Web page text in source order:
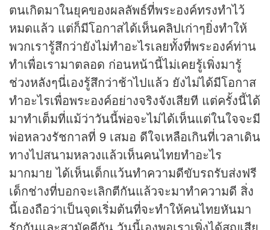
ตนเกิดมาในยุคของผลลัพธ์ที่พระองค์ทรงทำไว้
หมดแล้ว แต่ก็มีโอกาสได้เห็นคลิปเก่าๆยิ่งทำให้
พวกเรารู้สึกว่ายังไม่ทำอะไรเลยทั้งที่พระองค์ท่าน
ทำเพื่อเรามาตลอด ก่อนหน้านี้ไม่เคยรู้เพิ่งมารู้
ช่วงหลังๆนี่เองรู้สึกว่าช้าไปแล้ว ยังไม่ได้มีโอกาส
ทำอะไรเพื่อพระองค์อย่างจริงจังเสียที แต่ครั้งนี้ได้
มาทำเต็มที่แม้ว่าวันนี้พ่อจะไม่ได้เห็นแต่ในใจจะมี
พ่อหลวงรัชกาลที่ 9 เสมอ ดีใจเหลือเกินที่เวลาเดิน
ทางไปสนามหลวงแล้วเห็นคนไทยทำอะไร
มากมาย ได้เห็นเด็กแว้นทำความดีขับรถรับส่งฟรี
เด็กช่างที่บอกจะเลิกตีกันแล้วจะมาทำความดี สิ่ง
นี้เองถือว่าเป็นจุดเริ่มต้นที่จะทำให้คนไทยหันมา